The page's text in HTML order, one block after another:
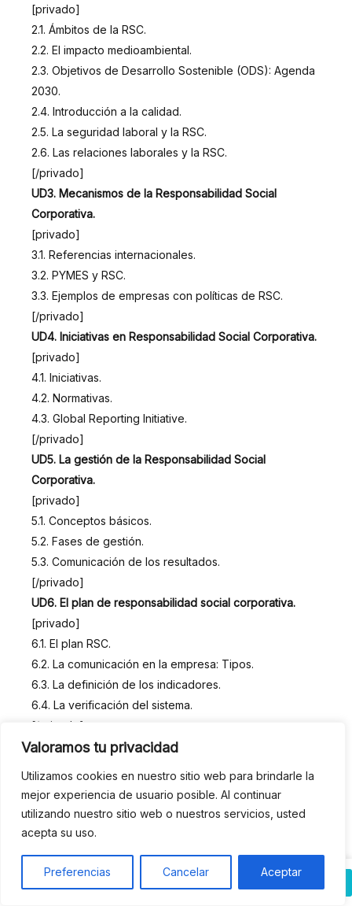
Valoramos tu privacidad
Utilizamos cookies en nuestro sitio web para brindarle la
mejor experiencia de usuario posible. Al continuar
utilizando nuestro sitio web o nuestros servicios, usted
acepta su uso.
Preferencias Cancelar Aceptar
[privado]
2.1. Ámbitos de la RSC.
2.2. El impacto medioambiental.
2.3. Objetivos de Desarrollo Sostenible (ODS): Agenda
2030.
2.4. Introducción a la calidad.
2.5. La seguridad laboral y la RSC.
2.6. Las relaciones laborales y la RSC.
[/privado]
UD3. Mecanismos de la Responsabilidad Social
Corporativa.
[privado]
3.1. Referencias internacionales.
3.2. PYMES y RSC.
3.3. Ejemplos de empresas con políticas de RSC.
[/privado]
UD4. Iniciativas en Responsabilidad Social Corporativa.
[privado]
4.1. Iniciativas.
4.2. Normativas.
4.3. Global Reporting Initiative.
[/privado]
UD5. La gestión de la Responsabilidad Social
Corporativa.
[privado]
5.1. Conceptos básicos.
5.2. Fases de gestión.
5.3. Comunicación de los resultados.
[/privado]
UD6. El plan de responsabilidad social corporativa.
[privado]
6.1. El plan RSC.
6.2. La comunicación en la empresa: Tipos.
6.3. La definición de los indicadores.
6.4. La verificación del sistema.
[/privado]
Estratégia de Marketing Digital
UD1.Introducción al marketing digital en la empresa
[privado]
2. Formas de Marketing en Internet
2.1 Marketing OnetoOne